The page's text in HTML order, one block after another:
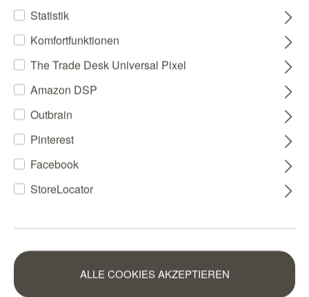
Statistik
Komfortfunktionen
The Trade Desk Universal Pixel
Amazon DSP
Outbrain
Pinterest
Facebook
StoreLocator
ALLE COOKIES AKZEPTIEREN